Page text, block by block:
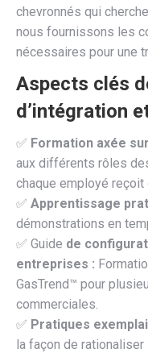
chevronnés qui
nous fournissons les
nécessaires pour une
Aspects clés
d’intégration
✅ Formation axée
aux différents rôles
chaque employé
✅ Apprentissage
démonstrations en
✅ Guide de
entreprises :
GasTrend™ pour
commerciales.
✅ Pratiques
la façon de